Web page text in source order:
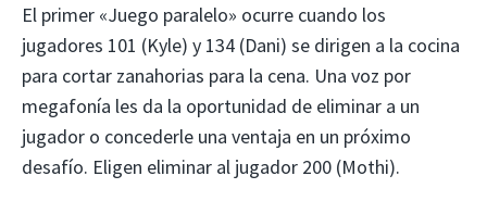
El primer «Juego paralelo» ocurre cuando los
jugadores 101 (Kyle) y 134 (Dani) se dirigen a la cocina
para cortar zanahorias para la cena. Una voz por
megafonía les da la oportunidad de eliminar a un
jugador o concederle una ventaja en un próximo
desafío. Eligen eliminar al jugador 200 (Mothi).